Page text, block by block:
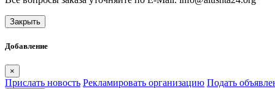
Закрыть
Добавление
×
Прислать новость Рекламировать организацию Подать